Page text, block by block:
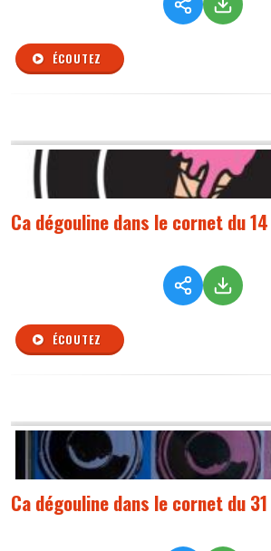
ÉCOUTEZ
Ca dégouline dans le cornet du
ÉCOUTEZ
Ca dégouline dans le cornet du